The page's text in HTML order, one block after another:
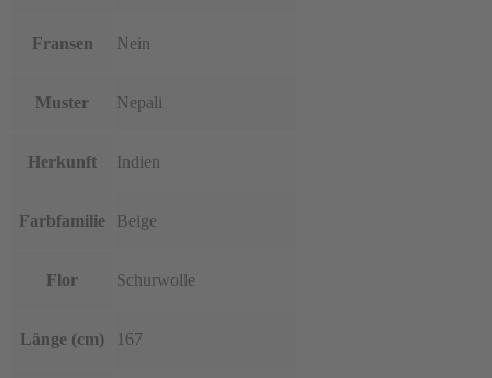
Fransen Nein
Muster Nepali
Herkunft Indien
Farbfamilie Beige
Flor Schurwolle
Länge (cm) 167